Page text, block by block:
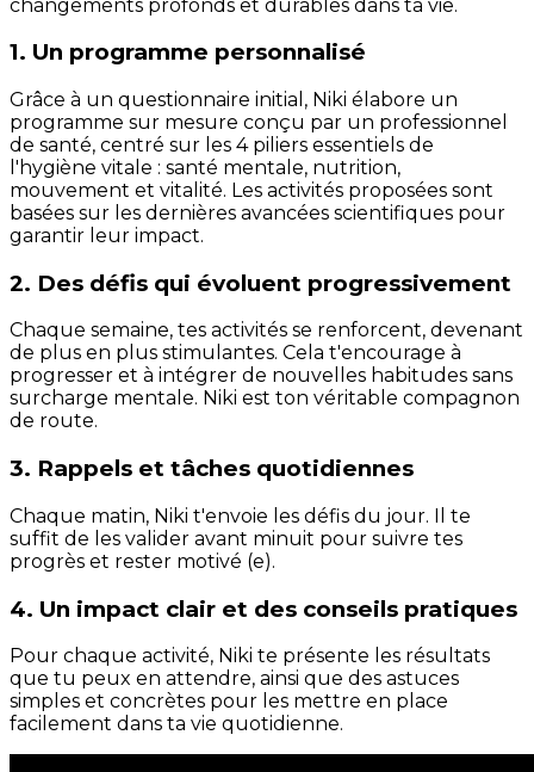
changements profonds et durables dans ta vie.
1. Un programme personnalisé
Grâce à un questionnaire initial, Niki élabore un
programme sur mesure conçu par un professionnel
de santé, centré sur les 4 piliers essentiels de
l'hygiène vitale : santé mentale, nutrition,
mouvement et vitalité. Les activités proposées sont
basées sur les dernières avancées scientifiques pour
garantir leur impact.
2. Des défis qui évoluent progressivement
Chaque semaine, tes activités se renforcent, devenant
de plus en plus stimulantes. Cela t'encourage à
progresser et à intégrer de nouvelles habitudes sans
surcharge mentale. Niki est ton véritable compagnon
de route.
3. Rappels et tâches quotidiennes
Chaque matin, Niki t'envoie les défis du jour. Il te
suffit de les valider avant minuit pour suivre tes
progrès et rester motivé (e).
4. Un impact clair et des conseils pratiques
Pour chaque activité, Niki te présente les résultats
que tu peux en attendre, ainsi que des astuces
simples et concrètes pour les mettre en place
facilement dans ta vie quotidienne.